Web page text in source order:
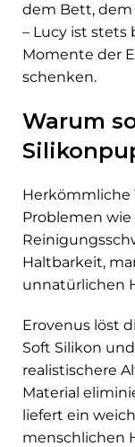
dem Bett, dem
– Lucy ist stets
Momente der
schenken.
Warum
Herkömmliche
Problemen
Haltbarkeit,
unnatürlichen
Erovenus löst
Soft Silikon
realistischere
Material
liefert ein
menschlichen